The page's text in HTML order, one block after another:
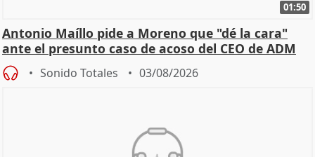
01:50
Antonio Maíllo pide a Moreno que "dé la cara"
ante el presunto caso de acoso del CEO de ADM
Sonido Totales 03/08/2026